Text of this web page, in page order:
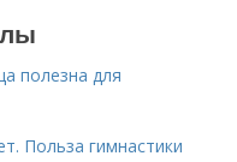
полезна для
Польза гимнастики